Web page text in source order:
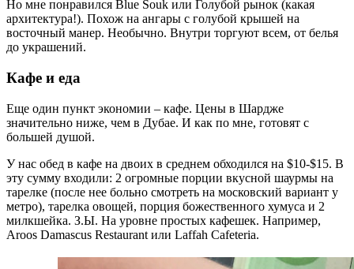
Но мне понравился Blue Souk или Голубой рынок (какая
архитектура!). Похож на ангары с голубой крышей на
восточный манер. Необычно. Внутри торгуют всем, от белья
до украшений.
Кафе и еда
Еще один пункт экономии – кафе. Цены в Шардже
значительно ниже, чем в Дубае. И как по мне, готовят с
большей душой.
У нас обед в кафе на двоих в среднем обходился на $10-$15. В
эту сумму входили: 2 огромные порции вкусной шаурмы на
тарелке (после нее больно смотреть на московский вариант у
метро), тарелка овощей, порция божественного хумуса и 2
милкшейка. З.Ы. На уровне простых кафешек. Например,
Aroos Damascus Restaurant или Laffah Cafeteria.